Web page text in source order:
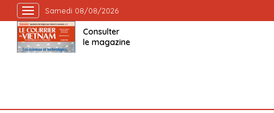
Samedi 08/08/2026
Consulter
le magazine